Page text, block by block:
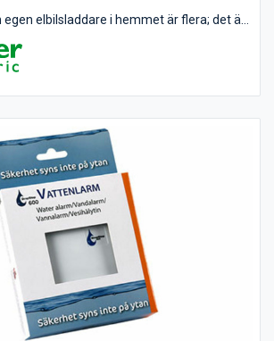
egen elbilsladdare i hemmet är flera; det är
än ett vanligt eluttag, eftersom laddaren
som ett eluttag kan bli, det går